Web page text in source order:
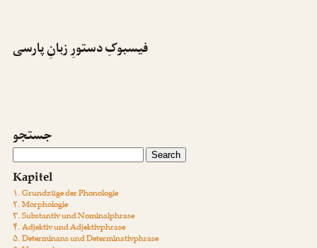
فیسبوکِ دستورِ زبانِ پارسی
جستجو
Kapitel
۱. Grundzüge der Phonologie
۲. Morphologie
۳. Substantiv und Nominalphrase
۴. Adjektiv und Adjektivphrase
۵. Determinans und Determinativphrase